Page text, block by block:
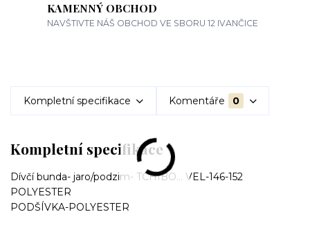
KAMENNÝ OBCHOD
NAVŠTIVTE NÁŠ OBCHOD VE SBORU 12 IVANČICE
Kompletní specifikace Komentáře 0
Kompletní specifikace
Dívčí bunda- jaro/podzim- TCHIBO... VEL-146-152
POLYESTER
PODŠÍVKA-POLYESTER